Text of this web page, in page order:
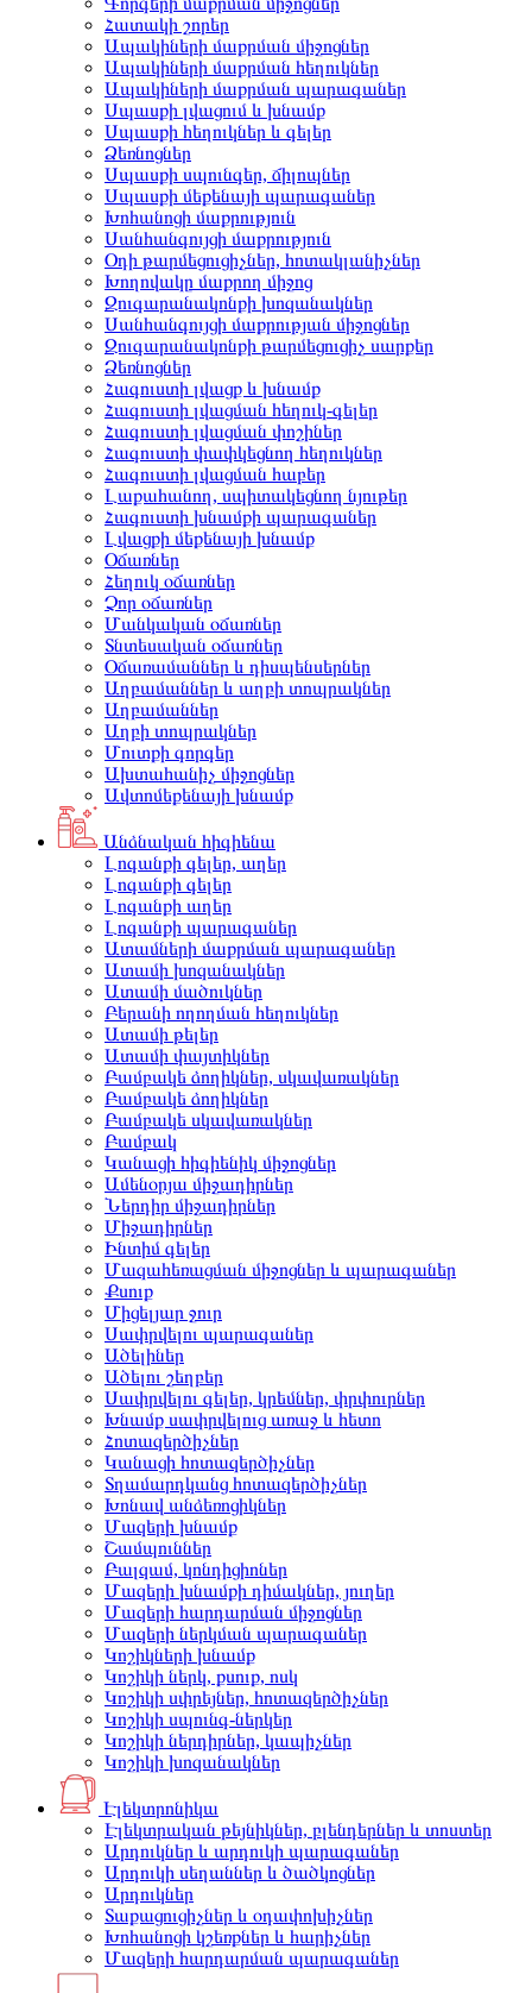
Հատակի շորեր
Ապակիների մաքրման միջոցներ
Ապակիների մաքրման հեղուկներ
Ապակիների մաքրման պարագաներ
Սպասքի լվացում և խնամք
Սպասքի հեղուկներ և գելեր
Ձեռնոցներ
Սպասքի սպունգեր, ճիլոպներ
Սպասքի մեքենայի պարագաներ
Խոհանոցի մաքրություն
Սանհանգույցի մաքրություն
Օդի թարմեցուցիչներ, հոտակլանիչներ
Խողովակը մաքրող միջոց
Զուգարանակոնքի խոզանակներ
Սանհանգույցի մաքրության միջոցներ
Զուգարանակոնքի թարմեցուցիչ սարքեր
Ձեռնոցներ
Հագուստի լվացք և խնամք
Հագուստի լվացման հեղուկ-գելեր
Հագուստի լվացման փոշիներ
Հագուստի փափկեցնող հեղուկներ
Հագուստի լվացման հաբեր
Լաքահանող, սպիտակեցնող նյութեր
Հագուստի խնամքի պարագաներ
Լվացքի մեքենայի խնամք
Օճառներ
Հեղուկ օճառներ
Չոր օճառներ
Մանկական օճառներ
Տնտեսական օճառներ
Օճառամաններ և դիսպենսերներ
Աղբամաններ և աղբի տոպրակներ
Աղբամաններ
Աղբի տոպրակներ
Մուտքի գորգեր
Ախտահանիչ միջոցներ
Ավտոմեքենայի խնամք
Անձնական հիգիենա
Լոգանքի գելեր, աղեր
Լոգանքի գելեր
Լոգանքի աղեր
Լոգանքի պարագաներ
Ատամների մաքրման պարագաներ
Ատամի խոզանակներ
Ատամի մածուկներ
Բերանի ողողման հեղուկներ
Ատամի թելեր
Ատամի փայտիկներ
Բամբակե ձողիկներ, սկավառակներ
Բամբակե ձողիկներ
Բամբակե սկավառակներ
Բամբակ
Կանացի հիգիենիկ միջոցներ
Ամենօրյա միջադիրներ
Ներդիր միջադիրներ
Միջադիրներ
Ինտիմ գելեր
Մազահեռացման միջոցներ և պարագաներ
Քսուք
Միցելյար ջուր
Սափրվելու պարագաներ
Ածելիներ
Ածելու շեղբեր
Սափրվելու գելեր, կրեմներ, փրփուրներ
Խնամք սափրվելուց առաջ և հետո
Հոտազերծիչներ
Կանացի հոտազերծիչներ
Տղամարդկանց հոտազերծիչներ
Խոնավ անձեռոցիկներ
Մազերի խնամք
Շամպուններ
Բալզամ, կոնդիցիոներ
Մազերի խնամքի դիմակներ, յուղեր
Մազերի հարդարման միջոցներ
Մազերի ներկման պարագաներ
Կոշիկների խնամք
Կոշիկի ներկ, քսուք, ոսկ
Կոշիկի սփրեյներ, հոտազերծիչներ
Կոշիկի սպունգ-ներկեր
Կոշիկի ներդիրներ, կապիչներ
Կոշիկի խոզանակներ
Էլեկտրոնիկա
Էլեկտրական թեյնիկներ, բլենդերներ և տոստեր
Արդուկներ և արդուկի պարագաներ
Արդուկի սեղաններ և ծածկոցներ
Արդուկներ
Տաքացուցիչներ և օդափոխիչներ
Խոհանոցի կշեռքներ և հարիչներ
Մազերի հարդարման պարագաներ